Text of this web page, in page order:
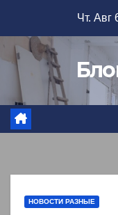
содержимому
Чт. Авг
НОВОСТИ РАЗНЫЕ